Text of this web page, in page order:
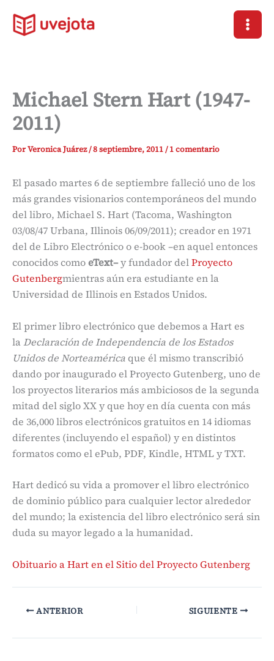
contenido
Michael Stern Hart (1947-
2011)
PorVeronica Juárez/8 septiembre, 2011/1 comentario
El pasado martes 6 de septiembre falleció uno de los
más grandes visionarios contemporáneos del mundo
del libro, Michael S. Hart (Tacoma, Washington
03/08/47 Urbana, Illinois 06/09/2011); creador en 1971
del de Libro Electrónico o e-book –en aquel entonces
conocidos comoeText–y fundador delProyecto
Gutenbergmientras aún era estudiante en la
Universidad de Illinois en Estados Unidos.
El primer libro electrónico que debemos a Hart es
laDeclaración de Independencia de los Estados
Unidos de Norteaméricaque él mismo transcribió
dando por inaugurado el Proyecto Gutenberg, uno de
los proyectos literarios más ambiciosos de la segunda
mitad del siglo XX y que hoy en día cuenta con más
de 36,000 libros electrónicos gratuitos en 14 idiomas
diferentes (incluyendo el español) y en distintos
formatos como el ePub, PDF, Kindle, HTML y TXT.
Hart dedicó su vida a promover el libro electrónico
de dominio público para cualquier lector alrededor
del mundo; la existencia del libro electrónico será sin
duda su mayor legado a la humanidad.
Obituario a Hart en el Sitio del Proyecto Gutenberg
ANTERIOR SIGUIENTE